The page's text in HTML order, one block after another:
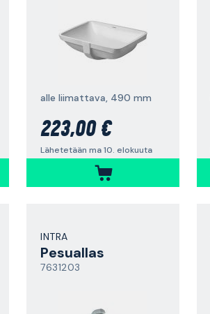
alle liimattava, 490 mm
223,00 €
Lähetetään ma 10. elokuuta
INTRA
Pesuallas
7631203